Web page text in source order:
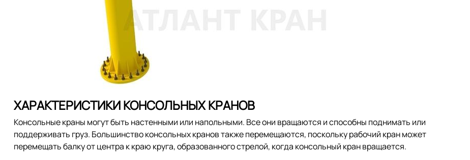
ХАРАКТЕРИСТИКИ КОНСОЛЬНЫХ КРАНОВ
Консольные краны могут быть настенными или напольными. Все они вращаются и способны поднимать или
поддерживать груз. Большинство консольных кранов также перемещаются, поскольку рабочий кран может
перемещать балку от центра к краю круга, образованного стрелой, когда консольный кран вращается.